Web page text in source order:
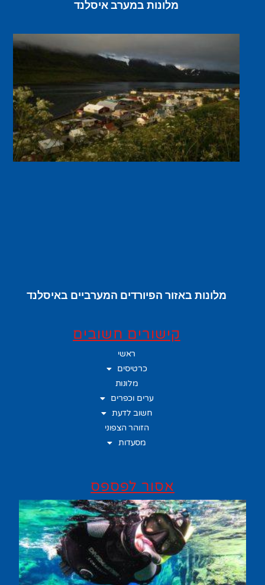
מלונות במערב איסלנד
מלונות באזור הפיורדים המערביים באיסלנד
קישורים חשובים
ראשי
כרטיסים
מלונות
ערים וכפרים
חשוב לדעת
הזוהר הצפוני
מסעדות
אסור לפספס